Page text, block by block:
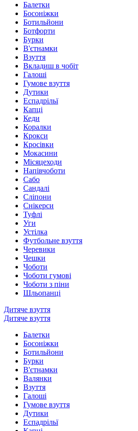
Балетки
Босоніжки
Ботильйони
Ботфорти
Бурки
В'єтнамки
Взуття
Вкладиш в чобіт
Галоші
Гумове взуття
Дутики
Еспадрільї
Капці
Кеди
Коралки
Крокси
Кросівки
Мокасини
Місяцеходи
Напівчоботи
Сабо
Сандалі
Сліпони
Снікерси
Туфлі
Уги
Устілка
Футбольне взуття
Черевики
Чешки
Чоботи
Чоботи гумові
Чоботи з піни
Шльопанці
Дитяче взуття
Дитяче взуття
Балетки
Босоніжки
Ботильйони
Бурки
В'єтнамки
Валянки
Взуття
Галоші
Гумове взуття
Дутики
Еспадрільї